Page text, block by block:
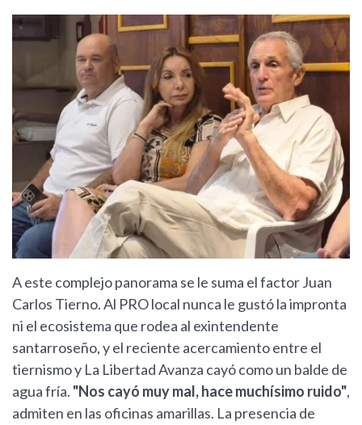
A este complejo panorama se le suma el factor Juan
Carlos Tierno. Al PRO local nunca le gustó la impronta
ni el ecosistema que rodea al exintendente
santarroseño, y el reciente acercamiento entre el
tiernismo y La Libertad Avanza cayó como un balde de
agua fría. "Nos cayó muy mal, hace muchísimo ruido",
admiten en las oficinas amarillas. La presencia de